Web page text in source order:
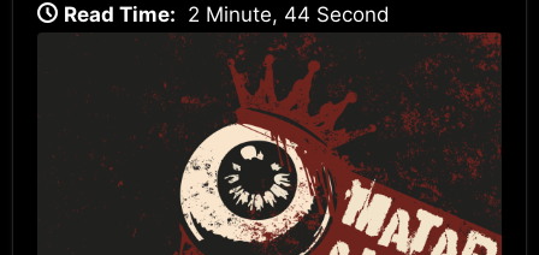
Read Time: 2 Minute, 44 Second